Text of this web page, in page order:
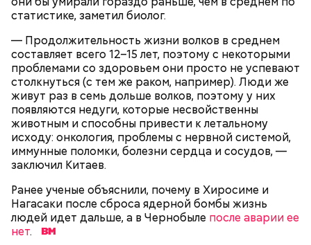
статистике, заметил биолог.
— Продолжительность жизни волков в среднем
составляет всего 12–15 лет, поэтому с некоторыми
проблемами со здоровьем они просто не успевают
столкнуться (с тем же раком, например). Люди же
живут раз в семь дольше волков, поэтому у них
появляются недуги, которые несвойственны
животным и способны привести к летальному
исходу: онкология, проблемы с нервной системой,
иммунные поломки, болезни сердца и сосудов, —
заключил Китаев.
Ранее ученые объяснили, почему в Хиросиме и
Нагасаки после сброса ядерной бомбы жизнь
людей идет дальше, а в Чернобыле после аварии ее
нет.
Для заправки:
200 граммов сливочного масла;
10 граммов ванильного сахара;
1/4 чайной ложки соли;
4 куриных яйца;
100 граммов сока апельсина и столовая ложка
Способ приготовления
этих ингредиентов, необходимо добавлять
изюм, цукаты, которые вы пожелаете, и снова
взбить. Но не миксером, а ложкой или
кухонной лопаткой, чтобы не измельчить
сухофрукты.